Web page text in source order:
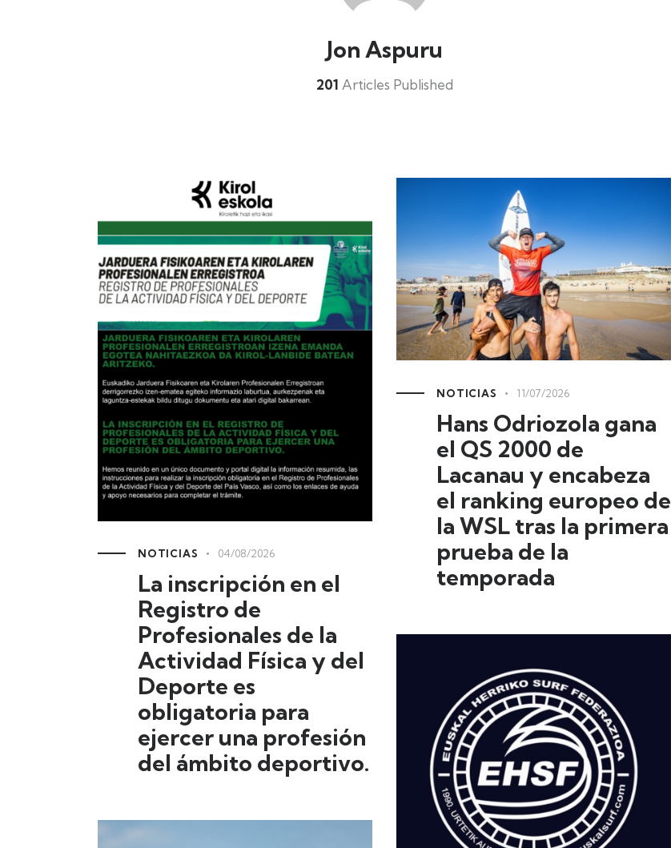
Jon Aspuru
201 Articles Published
NOTICIAS 04/08/2026
La inscripción en el
Registro de
Profesionales de la
Actividad Física y del
Deporte es
obligatoria para
ejercer una profesión
del ámbito deportivo.
NOTICIAS 11/07/2026
Hans Odriozola gana
el QS 2000 de
Lacanau y encabeza
el ranking europeo de
la WSL tras la primera
prueba de la
temporada